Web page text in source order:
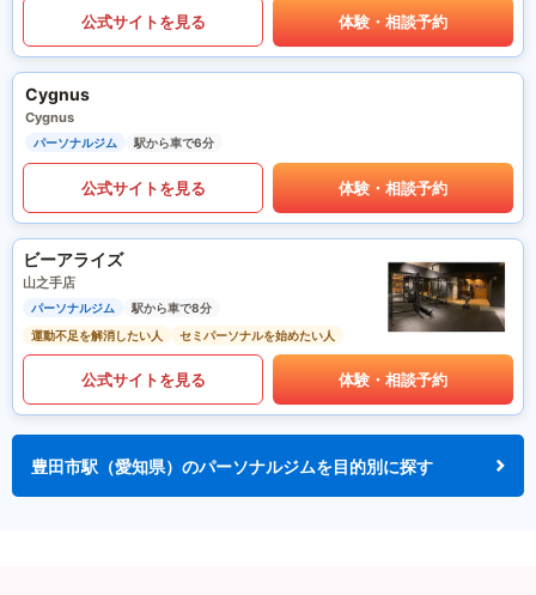
公式サイトを見る 体験・相談予約
Cygnus
Cygnus
パーソナルジム 駅から車で6分
公式サイトを見る 体験・相談予約
ビーアライズ
山之手店
パーソナルジム
駅から車で8分
運動不足を解消したい人
セミパーソナルを始めたい人
公式サイトを見る 体験・相談予約
豊田市駅（愛知県）のパーソナルジムを目的別に探す